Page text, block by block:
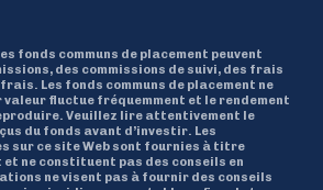
fonds communs de placement peuvent
des commissions de suivi, des frais
Les fonds communs de placement ne
fluctue fréquemment et le rendement
Veuillez lire attentivement le
du fonds avant d’investir. Les
sur ce site Web sont fournies à titre
ne constituent pas des conseils en
ne visent pas à fournir des conseils